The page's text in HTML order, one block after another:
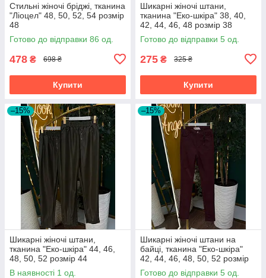
Стильні жіночі бріджі, тканина
"Ліоцел" 48, 50, 52, 54 розмір
48
Готово до відправки 86 од.
478 ₴ 698 ₴
Купити
Шикарні жіночі штани,
тканина "Еко-шкіра" 38, 40,
42, 44, 46, 48 розмір 38
Готово до відправки 5 од.
275 ₴ 325 ₴
Купити
–15%
Шикарні жіночі штани,
тканина "Еко-шкіра" 44, 46,
48, 50, 52 розмір 44
В наявності 1 од.
–15%
Шикарні жіночі штани на
байці, тканина "Еко-шкіра"
42, 44, 46, 48, 50, 52 розмір
42
Готово до відправки 5 од.